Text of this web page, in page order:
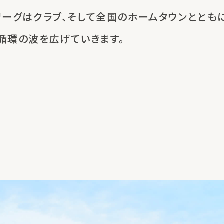
ーグはクラブ、 そして全国のホームタウンととも
環の波を広げていきます。